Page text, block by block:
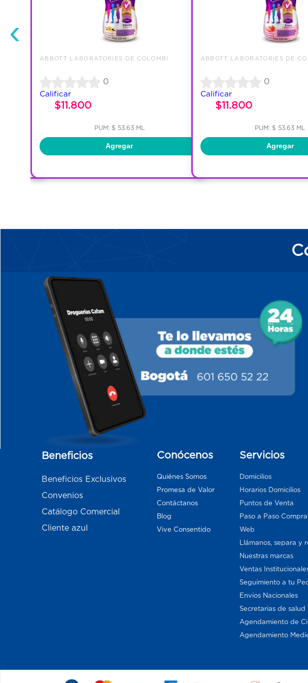
‹
ABBOTT LABORATORIES DE COLOMBI
0
Calificar
$11.800
PUM: $ 53.63 ML
Agregar
ABBOTT LABORATORIES DE
0
Calificar
$11.800
PUM: $ 53.63 ML
Agregar
Beneficios
Beneficios Exclusivos
Convenios
Catálogo Comercial
Cliente azul
Conócenos
Quiénes Somos
Promesa de Valor
Contáctanos
Blog
Vive Consentido
Servicios
Domicilios
Horarios Domicilios
Puntos de Venta
Paso a Paso
Web
Llámanos, separa y
Nuestras marcas
Ventas
Seguimiento a tu
Envios Nacionales
Secretarias de salud
Agendamiento de
Agendamiento